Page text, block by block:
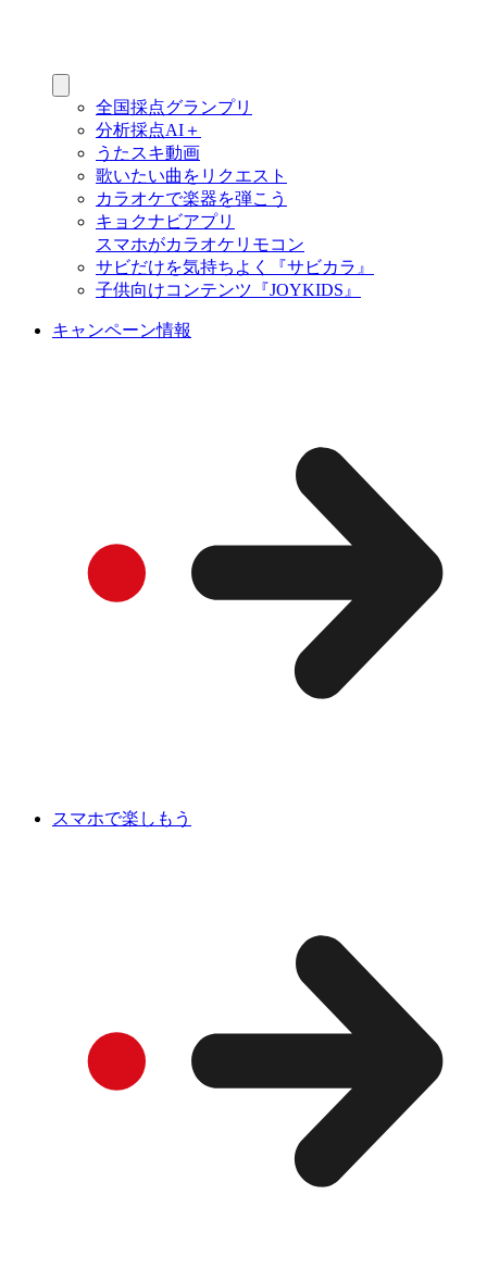
全国採点グランプリ
分析採点AI＋
うたスキ動画
歌いたい曲をリクエスト
カラオケで楽器を弾こう
キョクナビアプリ
スマホがカラオケリモコン
サビだけを気持ちよく『サビカラ』
子供向けコンテンツ『JOYKIDS』
キャンペーン情報
スマホで楽しもう